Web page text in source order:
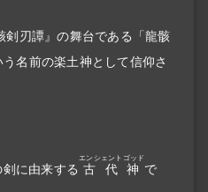
剣刃譚』の舞台である「龍骸
う名前の楽土神として信仰さ
に由来する 古代神
エンシェントゴッド
で